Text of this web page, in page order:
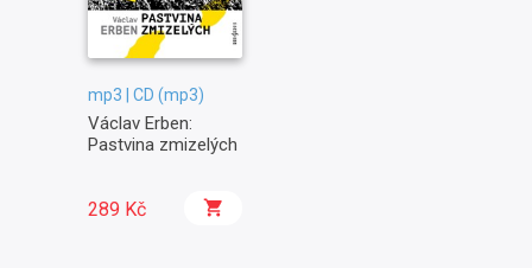
mp3 | CD (mp3)
Václav Erben:
Pastvina zmizelých
289 Kč